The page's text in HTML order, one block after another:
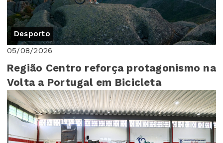
Desporto
05/08/2026
Região Centro reforça protagonismo na
Volta a Portugal em Bicicleta